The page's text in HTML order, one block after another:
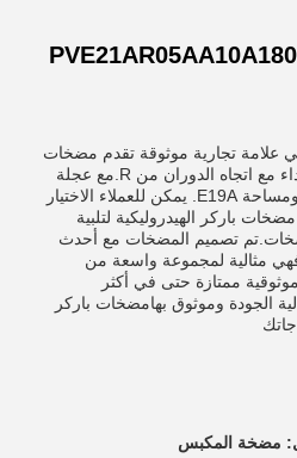
علامة تجارية موثوقة تقدم مضخات
هيدروليكية موثوقة وعالية الأداء مع اتجاه الدوران من R.مع عجلة
التثبيت الأمامية ومدخل 08، ومساحة E19A. يمكن للعملاء الاختيار
باركر الهيدروليكية لتلبية
تصميم المضخات مع أحدث
مثالية لمجموعة واسعة من
ممتازة حتى في أكثر
الجودة وموثوق بهامضخات باركر
مضخة المكبس